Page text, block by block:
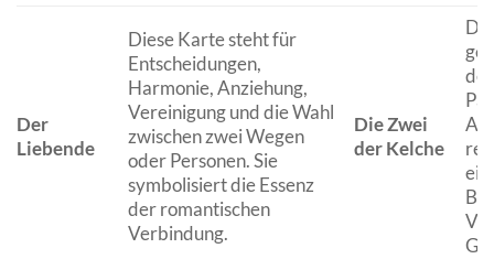
Der
Liebende
Diese Karte steht für
Entscheidungen,
Harmonie, Anziehung,
Vereinigung und die Wahl
zwischen zwei Wegen
oder Personen. Sie
symbolisiert die Essenz
der romantischen
Verbindung.
Die Zwei
der Kelche